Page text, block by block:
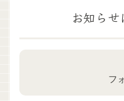
お知ら
フ